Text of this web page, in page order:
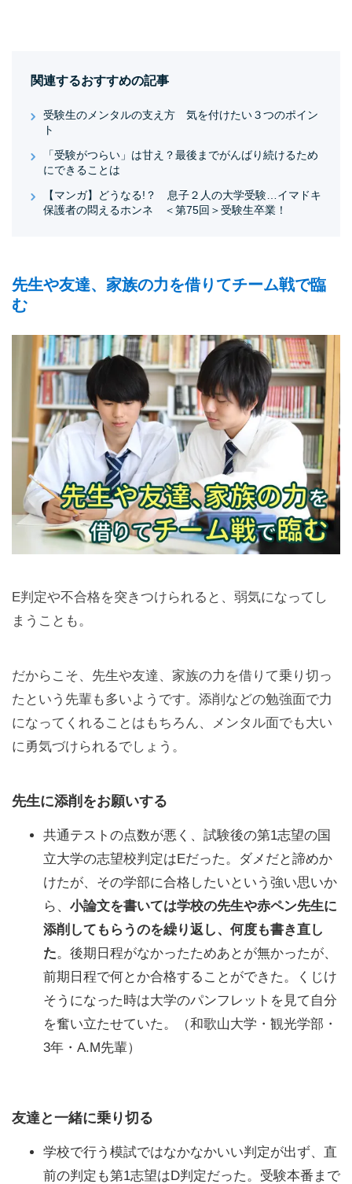
関連するおすすめの記事
受験生のメンタルの支え方 気を付けたい３つのポイン
ト
「受験がつらい」は甘え？最後までがんばり続けるため
にできることは
【マンガ】どうなる!？ 息子２人の大学受験…イマドキ
保護者の悶えるホンネ ＜第75回＞受験生卒業！
先生や友達、家族の力を借りてチーム戦で臨
む
E判定や不合格を突きつけられると、弱気になってし
まうことも。
だからこそ、先生や友達、家族の力を借りて乗り切っ
たという先輩も多いようです。添削などの勉強面で力
になってくれることはもちろん、メンタル面でも大い
に勇気づけられるでしょう。
先生に添削をお願いする
共通テストの点数が悪く、試験後の第1志望の国
立大学の志望校判定はEだった。ダメだと諦めか
けたが、その学部に合格したいという強い思いか
ら、 小論文を書いては学校の先生や赤ペン先生に
添削してもらうのを繰り返し、何度も書き直し
た。後期日程がなかったためあとが無かったが、
前期日程で何とか合格することができた。くじけ
そうになった時は大学のパンフレットを見て自分
を奮い立たせていた。（和歌山大学・観光学部・
3年・A.M先輩）
友達と一緒に乗り切る
学校で行う模試ではなかなかいい判定が出ず、直
前の判定も第1志望はD判定だった。受験本番まで